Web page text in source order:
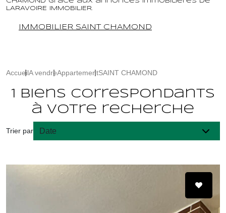
LARAVOIRE IMMOBILIER.
IMMOBILIER SAINT CHAMOND
AccueilA vendreAppartementSAINT CHAMOND
1 biens correspondants
à votre recherche
Trier par